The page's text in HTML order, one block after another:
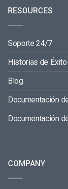
RESOURCES
Soporte 24/7
Historias de
Blog
Documentación
Documentación
COMPANY